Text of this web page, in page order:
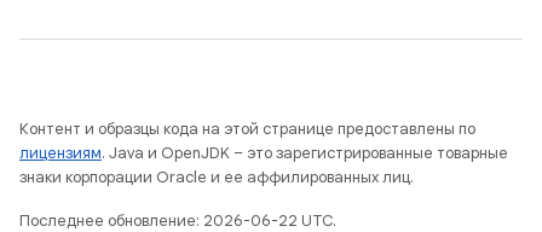
Контент и образцы кода на этой странице предоставлены по
лицензиям. Java и OpenJDK – это зарегистрированные товарные
знаки корпорации Oracle и ее аффилированных лиц.
Последнее обновление: 2026-06-22 UTC.